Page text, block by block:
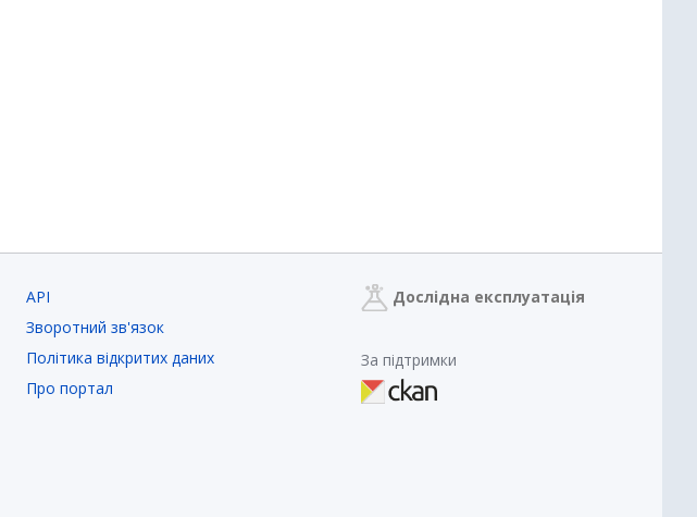
API
Зворотний зв'язок
Політика відкритих даних
Про портал
Дослідна експлуатація
За підтримки